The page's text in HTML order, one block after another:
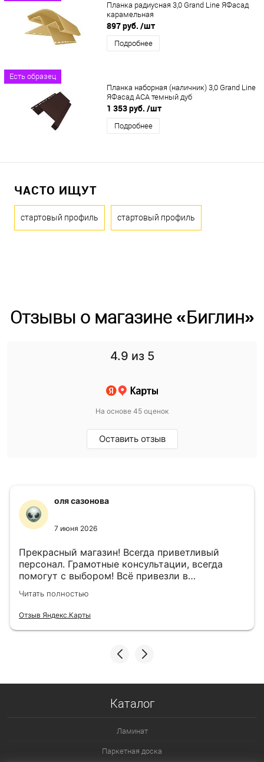
Планка радиусная 3,0 Grand Line ЯФасад
карамельная
897 руб. /шт
Подробнее
Есть образец
Планка наборная (наличник) 3,0 Grand Line
ЯФасад ACA темный дуб
1 353 руб. /шт
Подробнее
ЧАСТО ИЩУТ
стартовый профиль стартовый профиль
Отзывы о магазине «Биглин»
4.9 из 5
На основе 45 оценок
Оставить отзыв
оля сазонова
7 июня 2026
Прекрасный магазин! Всегда приветливый
персонал. Грамотные консультации, всегда
помогут с выбором! Всё привезли в
назначенный день!
Читать полностью
Отзыв Яндекс.Карты
Каталог
Ламинат
Паркетная доска